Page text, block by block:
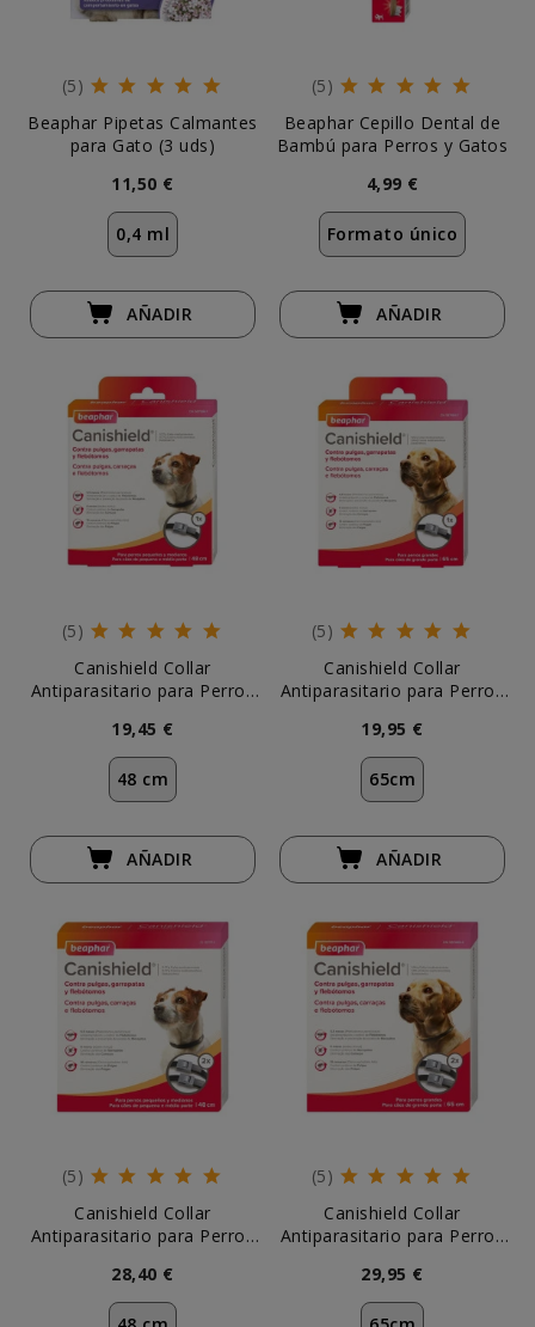
(5)
Beaphar Pipetas Calmantes
para Gato (3 uds)
11,50 €
0,4 ml
AÑADIR
(5)
Beaphar Cepillo Dental de
Bambú para Perros y Gatos
4,99 €
Formato único
AÑADIR
(5)
Canishield Collar
Antiparasitario para Perros
19,45 €
48 cm
AÑADIR
(5)
Canishield Collar
Antiparasitario para Perros
19,95 €
65cm
AÑADIR
(5)
Canishield Collar
Antiparasitario para Perros
uds)
28,40 €
(5)
Canishield Collar
Antiparasitario para Perros
29,95 €